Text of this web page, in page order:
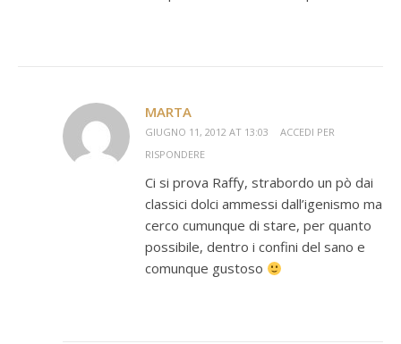
MARTA
GIUGNO 11, 2012 AT 13:03
ACCEDI PER
RISPONDERE
Ci si prova Raffy, strabordo un pò dai
classici dolci ammessi dall’igenismo ma
cerco cumunque di stare, per quanto
possibile, dentro i confini del sano e
comunque gustoso